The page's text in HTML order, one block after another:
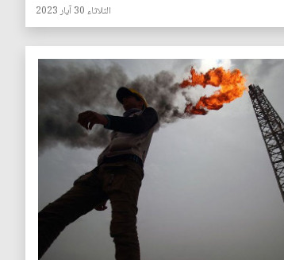
الثلاثاء 30 آيار 2023